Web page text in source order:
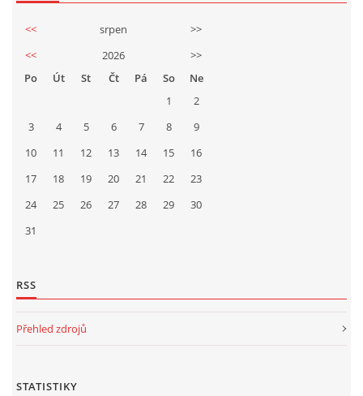
<< srpen
>>
<<
2026
>>
Po
Út St Čt Pá So
Ne
1
2
3
4 5 6 7 8
9
10
11 12 13 14 15
16
17
18 19 20 21 22
23
24
25 26 27 28 29
30
31
RSS
Přehled zdrojů
STATISTIKY